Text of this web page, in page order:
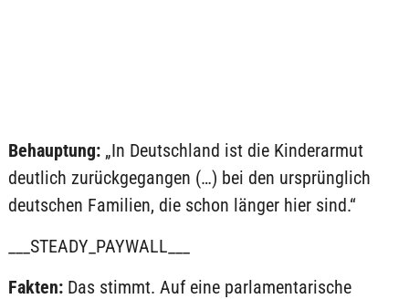
Behauptung:„In Deutschland ist die Kinderarmut
deutlich zurückgegangen (…) bei den ursprünglich
deutschen Familien, die schon länger hier sind.“
___STEADY_PAYWALL___
Fakten:Das stimmt. Auf eine parlamentarische